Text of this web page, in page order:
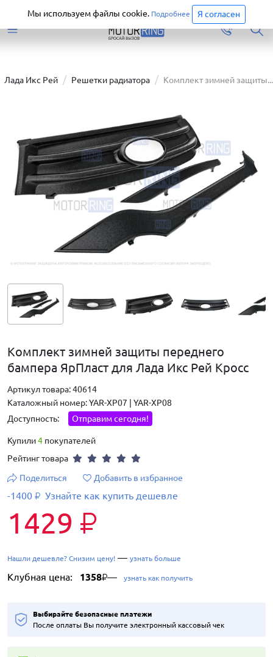
Перейти
Лада Икс Рей Решетки радиатора Комплект зимней защиты...
Комплект зимней защиты переднего
бампера ЯрПласт для Лада Икс Рей Кросс
Артикул товара: 40614
Каталожный номер: YAR-XP07 | YAR-XP08
Доступность:
Отправим сегодня!
Купили4 покупателей
Рейтинг товара
Поделиться
Добавить в избранное
-1400 ₽ Узнайте как купить дешевле
1429 ₽
Нашли дешевле? Снизим цену! — узнать больше
Клубная цена: 1358₽— узнать как получить
Выбирайте безопасные платежи
После оплаты Вы получите электронный кассовый чек
Мы используем файлы cookie. Подробнее Я согласен